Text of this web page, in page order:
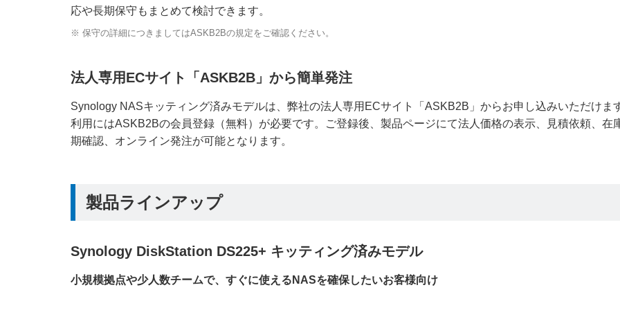
応や長期保守もまとめて検討できます。
※ 保守の詳細につきましてはASKB2Bの規定をご確認ください。
法人専用ECサイト「ASKB2B」から簡単発注
Synology NASキッティング済みモデルは、弊社の法人専用ECサイト「ASKB2B」からお申し込みいただけま
利用にはASKB2Bの会員登録（無料）が必要です。ご登録後、製品ページにて法人価格の表示、見積依頼、在
期確認、オンライン発注が可能となります。
製品ラインアップ
Synology DiskStation DS225+ キッティング済みモデル
小規模拠点や少人数チームで、すぐに使えるNASを確保したいお客様向け